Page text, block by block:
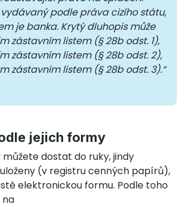
podle práva cizího státu,
je banka. Krytý dluhopis může
zástavním listem (§ 28b odst. 1),
zástavním listem (§ 28b odst. 2),
zástavním listem (§ 28b odst. 3).“
jejich formy
můžete dostat do ruky, jindy
(v registru cenných papírů),
elektronickou formu. Podle toho